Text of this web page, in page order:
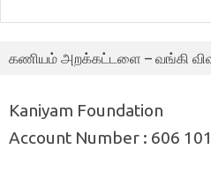
கணியம் அறக்கட்டளை – வங்கி
Kaniyam Foundation
Account Number : 606